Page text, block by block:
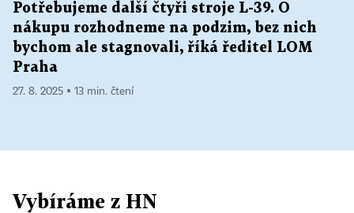
Potřebujeme další čtyři stroje L-39. O
nákupu rozhodneme na podzim, bez nich
bychom ale stagnovali, říká ředitel LOM
Praha
27. 8. 2025 ▪ 13 min. čtení
Vybíráme z HN